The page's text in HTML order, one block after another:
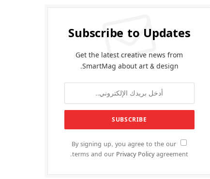
Subscribe to Updates
Get the latest creative news from
SmartMag about art & design.
By signing up, you agree to the our
terms and our Privacy Policyagreement.